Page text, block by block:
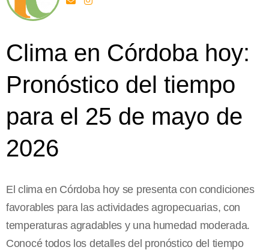
Clima en Córdoba hoy:
Pronóstico del tiempo
para el 25 de mayo de
2026
El clima en Córdoba hoy se presenta con condiciones
favorables para las actividades agropecuarias, con
temperaturas agradables y una humedad moderada.
Conocé todos los detalles del pronóstico del tiempo